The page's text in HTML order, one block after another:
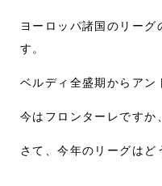
ヨーロッパ諸国のリーグ
す。
ベルディ全盛期からアン
今はフロンターレですか
さて、今年のリーグはど